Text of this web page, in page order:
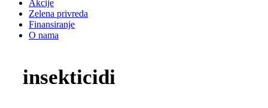
Akcije
Zelena privreda
Finansiranje
O nama
insekticidi